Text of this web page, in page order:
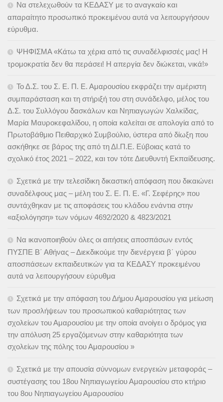
Να στελεχωθούν τα ΚΕΔΑΣΥ με το αναγκαίο και
απαραίτητο προσωπικό προκειμένου αυτά να λειτουργήσουν
εύρυθμα.
ΨΗΦΙΣΜΑ «Κάτω τα χέρια από τις συναδέλφισσές μας! Η
τρομοκρατία δεν θα περάσει! Η απεργία δεν διώκεται, νικά!»
Το Δ.Σ. του Σ. Ε. Π. Ε. Αμαρουσίου εκφράζει την αμέριστη
συμπαράσταση και τη στήριξή του στη συνάδελφο, μέλος του
Δ.Σ. του Συλλόγου δασκάλων και Νηπιαγωγών Χαλκίδας,
Μαρία Μαυροκεφαλίδου, η οποία καλείται σε απολογία από το
Πρωτοβάθμιο Πειθαρχικό Συμβούλιο, ύστερα από δίωξη που
ασκήθηκε σε βάρος της από τη ΔΙ.Π.Ε. Εύβοιας κατά το
σχολικό έτος 2021 – 2022, και τον τότε Διευθυντή Εκπαίδευσης.
Σχετικά με την τελεσίδικη δικαστική απόφαση που δικαιώνει
συναδέλφους μας – μέλη του Σ. Ε. Π. Ε. «Γ. Σεφέρης» που
συντάχθηκαν με τις αποφάσεις του κλάδου ενάντια στην
«αξιολόγηση» των νόμων 4692/2020 & 4823/2021
Να ικανοποιηθούν όλες οι αιτήσεις αποσπάσων εντός
ΠΥΣΠΕ Β΄ Αθήνας – Διεκδικούμε την διενέργεια β΄ γύρου
αποσπάσεων εκπαιδευτικών για τα ΚΕΔΑΣΥ προκειμένου
αυτά να λειτουργήσουν εύρυθμα
Σχετικά με την απόφαση του Δήμου Αμαρουσίου για μείωση
των προσλήψεων του προσωπικού καθαριότητας των
σχολείων του Αμαρουσίου με την οποία ανοίγει ο δρόμος για
την απόλυση 25 εργαζόμενων στην καθαριότητα των
σχολείων της πόλης του Αμαρουσίου »
Σχετικά με την απουσία σύννομων ενεργειών μεταφοράς –
συστέγασης του 18ου Νηπιαγωγείου Αμαρουσίου στο κτήριο
του 8ου Νηπιαγωγείου Αμαρουσίου